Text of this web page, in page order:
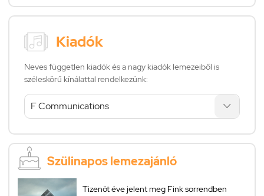
Kiadók
Neves független kiadók és a nagy kiadók lemezeiből is
széleskörű kínálattal rendelkezünk:
Szülinapos lemezajánló
Tizenöt éve jelent meg Fink sorrendben